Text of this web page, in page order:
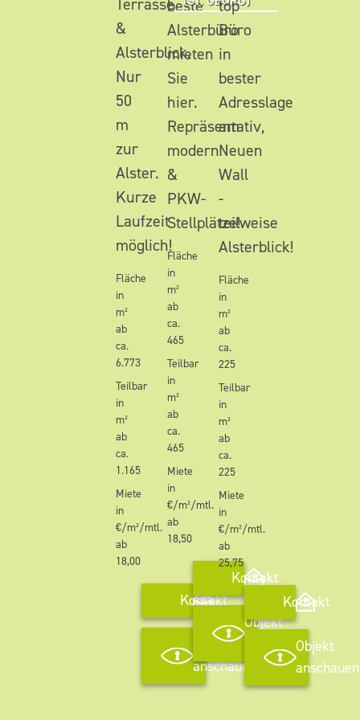
Terrasse
&
Alsterblick.
Nur
50
m
zur
Alster.
Kurze
Laufzeit
möglich!
Fläche
in
m²
ab
ca.
6.773
Teilbar
in
m²
ab
ca.
1.165
Miete
in
€/m²/mtl.
ab
18,00
Kontakt
Objekt
anschauen
beste
Alsterbüro
mieten
Sie
hier.
Repräsentativ,
modern
&
PKW-
Stellplätze!
Fläche
in
m²
ab
ca.
465
Teilbar
in
m²
ab
ca.
465
Miete
in
€/m²/mtl.
ab
18,50
Kontakt
Objekt
anschauen
top
Büro
in
bester
Adresslage
am
Neuen
Wall
-
teilweise
Alsterblick!
Fläche
in
m²
ab
ca.
225
Teilbar
in
m²
ab
ca.
225
Miete
in
€/m²/mtl.
ab
25,75
Kontakt
Objekt
anschauen